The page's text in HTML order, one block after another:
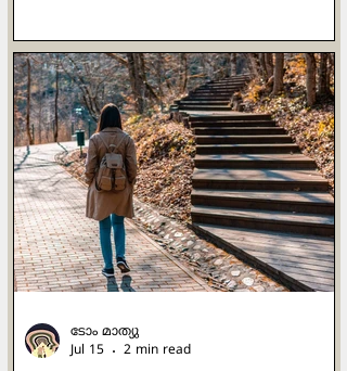
ഭവനവും എന്നോട്
ചേര്‍ന്നിരിക്കണമെന്ന് ഞാന്‍
ആഗ്രഹിച്ചു. ഇത് അവര്‍ എന്‍റെ
ജനവും കീര്‍ത്തിയും അഭിമാനവും
മഹത്വവുമായി
നിലകൊള്ളേണ്ടതിനായിരുന്നു.' (ജറമി
13:11). സാന്‍ ദാമിയാനോയിലെ ഒരു
ചെറിയ കപ്പേളയില്‍
പ്രാര്‍ത്ഥനാപൂര്‍വം നിലകൊണ്ട
അസ്സീസിയിലെ ഫ്രാന്‍സിസിനോട് ആ
ക്രൂശിതരൂപം ഇപ്ര
ടോം മാത്യു
Jul 15
2 min read